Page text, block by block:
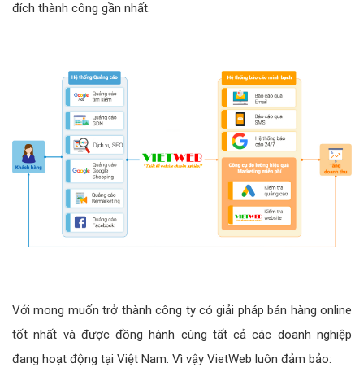
đích thành công gần nhất.
Với mong muốn trở thành công ty có giải pháp bán hàng online
tốt nhất và được đồng hành cùng tất cả các doanh nghiệp
đang hoạt động tại Việt Nam. Vì vậy VietWeb luôn đảm bảo: